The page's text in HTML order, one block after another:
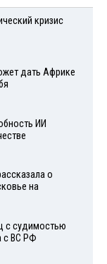
кризис
дать Африке
ИИ
о
на
с судимостью
с ВС РФ